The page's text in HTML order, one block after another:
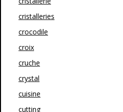
cristalleries
crocodile
croix
cruche
crystal
cuisine
cutting